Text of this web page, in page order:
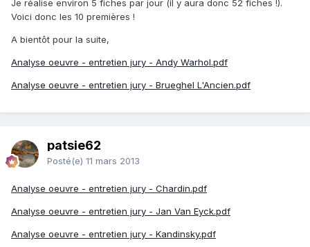
Je réalise environ 5 fiches par jour (il y aura donc 52 fiches !).
Voici donc les 10 premières !
A bientôt pour la suite,
Analyse oeuvre - entretien jury - Andy Warhol.pdf
Analyse oeuvre - entretien jury - Brueghel L'Ancien.pdf
patsie62
Posté(e) 11 mars 2013
Analyse oeuvre - entretien jury - Chardin.pdf
Analyse oeuvre - entretien jury - Jan Van Eyck.pdf
Analyse oeuvre - entretien jury - Kandinsky.pdf